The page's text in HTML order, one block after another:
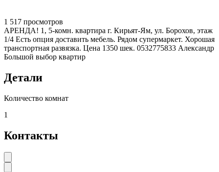
1 517 просмотров
АРЕНДА! 1, 5-комн. квартира г. Кирьят-Ям, ул. Борохов, этаж
1/4 Есть опция доставить мебель. Рядом супермаркет. Хорошая
транспортная развязка. Цена 1350 шек. 0532775833 Александр
Большой выбор квартир
Детали
Количество комнат
1
Контакты